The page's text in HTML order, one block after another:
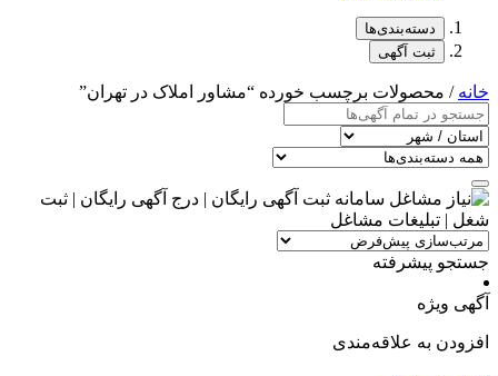
دسته‌بندی‌ها
ثبت آگهی
خانه / محصولات برچسب خورده “مشاور املاک در تهران”
جستجو پیشرفته
آگهی ویژه
افزودن به علاقه‌مندی